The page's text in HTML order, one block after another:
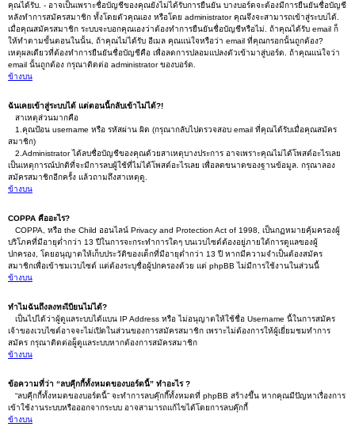
คุณได้รับ. - อาจเป็นเพราะชื่อบัญชีของคุณยังไม่ได้รับการยืนยัน บางบอร์ดจะต้องมีการยืนยันชื่อบัญชี
หลังทำการสมัครสมาชิก ทั้งโดยตัวคุณเอง หรือโดย administrator คุณจึงจะสามารถเข้าสู่ระบบได้.
เมื่อคุณสมัครสมาชิก ระบบจะบอกคุณเองว่าต้องทำการยืนยันชื่อบัญชีหรือไม่. ถ้าคุณได้รับ email ก็
ให้ทำตามขั้นตอนในนั้น, ถ้าคุณไม่ได้รับ อีเมล คุณแน่ใจหรือว่า email ที่คุณกรอกนั้นถูกต้อง?
เหตุผลเดียวที่ต้องทำการยืนยันชื่อบัญชีคือ เพื่อลดการปลอมแปลงตัวเข้ามาสู่บอร์ด. ถ้าคุณแน่ใจว่า
email นั้นถูกต้อง กรุณาติดต่อ administrator ของบอร์ด.
ข้างบน
ฉันเคยเข้าสู่ระบบได้ แต่ตอนนี้กลับเข้าไม่ได้?!
สาเหตุส่วนมากคือ
1.คุณป้อน username หรือ รหัสผ่าน ผิด (กรุณากลับไปตรวจสอบ email ที่คุณได้รับเมื่อคุณสมัคร
สมาชิก)
2.Administrator ได้ลบชื่อบัญชีของคุณด้วยสาเหตุบางประการ อาจเพราะคุณไม่ได้โพสต์อะไรเลย
เป็นเหตุการณ์ปกติที่จะมีการลบผู้ใช้ที่ไม่ได้โพสต์อะไรเลย เพื่อลดขนาดของฐานข้อมูล. กรุณาลอง
สมัครสมาชิกอีกครั้ง แล้วถามถึงสาเหตุดู.
ข้างบน
COPPA คืออะไร?
COPPA, หรือ the Child ออนไลน์ Privacy and Protection Act of 1998, เป็นกฏหมายคุ้มครองผู้
บริโภคที่มีอายุต่ำกว่า 13 ปีในการจะกระทำการใดๆ บนเวบไซต์ต้องอยู่ภายใต้การดูแลของผู้
ปกครอง, โดยอนุญาตให้เก็บประวัติของเด็กที่มีอายุต่ำกว่า 13 ปี หากมีความจำเป็นต้องสมัคร
สมาชิกเพื่อเข้าชมเวบไซต์ แต่ต้องระบุชื่อผู้ปกครองด้วย แต่ phpBB ไม่มีการใช้งานในส่วนนี้
ข้างบน
ทำไมฉันถึงลงทะเีบียนไม่ได้?
เป็นไปได้ว่าผู้ดูแลระบบได้แบน IP Address หรือ ไม่อนุญาตให้ใช้ชื่อ Username นี้ในการสมัคร
เจ้าของเวบไซต์อาจจะไม่เปิดในส่วนของการสมัครสมาชิก เพราะไม่ต้องการให้ผู้เยี่ยมชมทำการ
สมัคร กรุณาติดต่อผู็ดูแลระบบหากต้องการสมัครสมาชิก
ข้างบน
ข้อความที่ว่า “ลบคุีกกี้ทั้งหมดของบอร์ดนี้” ทำอะไร ?
“ลบคุีกกี้ทั้งหมดของบอร์ดนี้” จะทำการลบคุ๊กกี๊ทั้งหมดที่ phpBB สร้างขึ้น หากคุณมีปัญหาเรื่องการ
เข้าใช้งานระบบหรือออกจากระบบ อาจสามารถแก้ไขได้โดยการลบคุ๊กกี้
ข้างบน